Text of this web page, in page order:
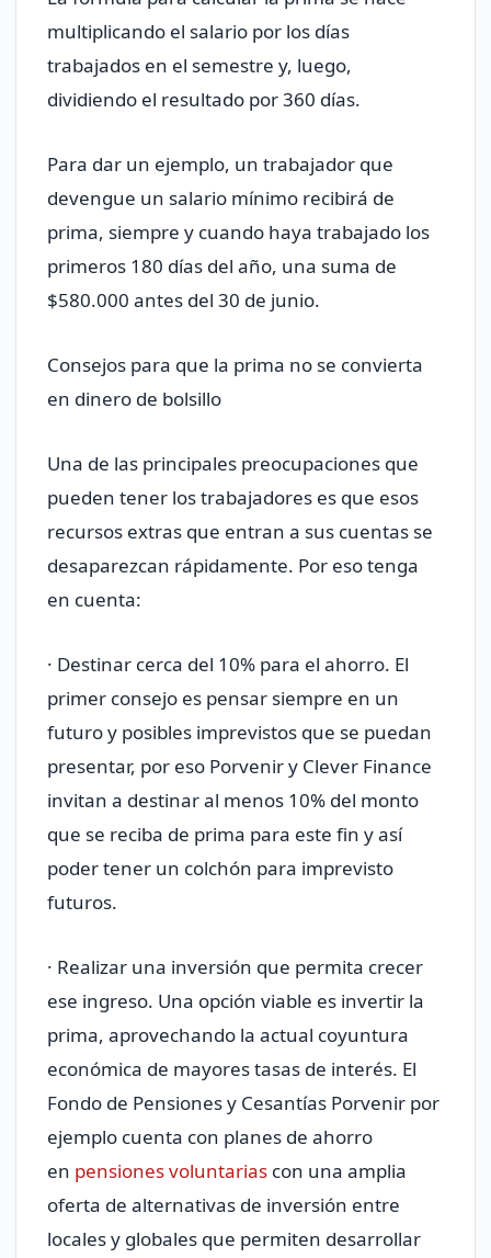
multiplicando el salario por los días
trabajados en el semestre y, luego,
dividiendo el resultado por 360 días.
Para dar un ejemplo, un trabajador que
devengue un salario mínimo recibirá de
prima, siempre y cuando haya trabajado los
primeros 180 días del año, una suma de
$580.000 antes del 30 de junio.
Consejos para que la prima no se convierta
en dinero de bolsillo
Una de las principales preocupaciones que
pueden tener los trabajadores es que esos
recursos extras que entran a sus cuentas se
desaparezcan rápidamente. Por eso tenga
en cuenta:
· Destinar cerca del 10% para el ahorro. El
primer consejo es pensar siempre en un
futuro y posibles imprevistos que se puedan
presentar, por eso Porvenir y Clever Finance
invitan a destinar al menos 10% del monto
que se reciba de prima para este fin y así
poder tener un colchón para imprevisto
futuros.
· Realizar una inversión que permita crecer
ese ingreso. Una opción viable es invertir la
prima, aprovechando la actual coyuntura
económica de mayores tasas de interés. El
Fondo de Pensiones y Cesantías Porvenir por
ejemplo cuenta con planes de ahorro
en pensiones voluntarias con una amplia
oferta de alternativas de inversión entre
locales y globales que permiten desarrollar